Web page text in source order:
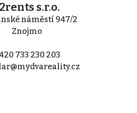
s.r.o.
náměstí 947/2
Znojmo
733 230 203